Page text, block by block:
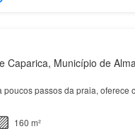
Caparica, Município de
poucos passos da praia, oferece
160 m²